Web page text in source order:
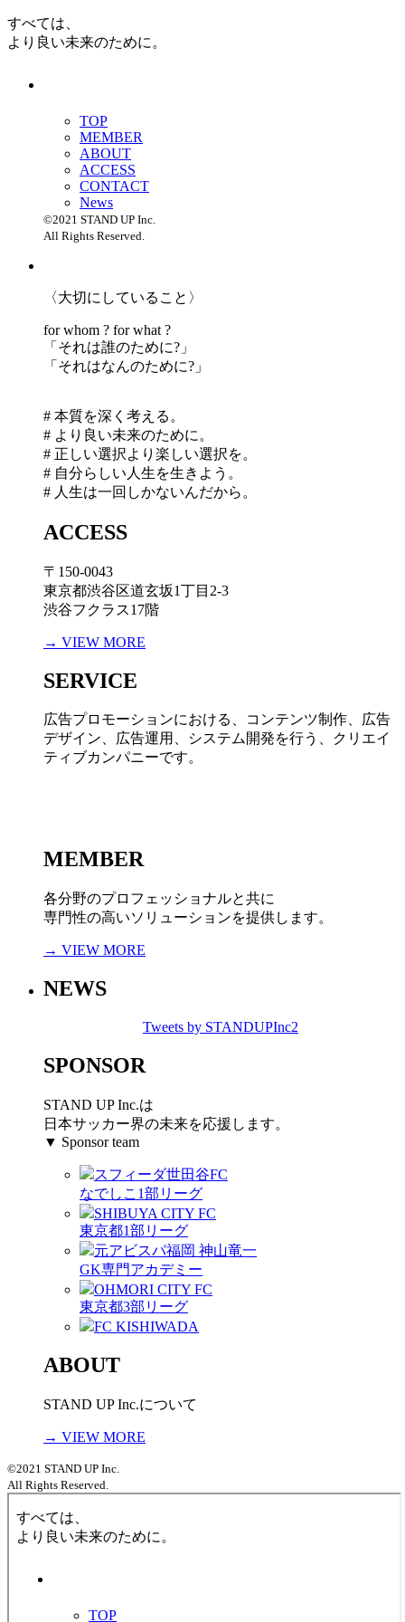
すべては、
より良い未来のために。
TOP
MEMBER
ABOUT
ACCESS
CONTACT
News
©2021 STAND UP Inc.
All Rights Reserved.
〈大切にしていること〉
for whom ? for what ?
「 それは誰のために?」
「 それはなんのために?」
# 本質を深く考える。
# より良い未来のために。
# 正しい選択より楽しい選択を。
# 自分らしい人生を生きよう。
# 人生は一回しかないんだから。
ACCESS
〒150-0043
東京都渋谷区道玄坂1丁目2-3
渋谷フクラス17階
→ VIEW MORE
SERVICE
広告プロモーションにおける、コンテンツ制作、広告
デザイン、広告運用、システム開発を行う、
クリエイ
ティブカンパニーです。
MEMBER
各分野のプロフェッショナルと共に
専門性の高いソリューションを提供します。
→ VIEW MORE
NEWS
Tweets by STANDUPInc2
SPONSOR
STAND UP Inc.は
日本サッカー界の未来を応援します。
▼ Sponsor team
スフィーダ世田谷FC
なでしこ1部リーグ
SHIBUYA CITY FC
東京都1部リーグ
元アビスパ福岡 神山竜一
GK専門アカデミー
OHMORI CITY FC
東京都3部リーグ
FC KISHIWADA
ABOUT
STAND UP Inc.について
→ VIEW MORE
©2021 STAND UP Inc.
All Rights Reserved.